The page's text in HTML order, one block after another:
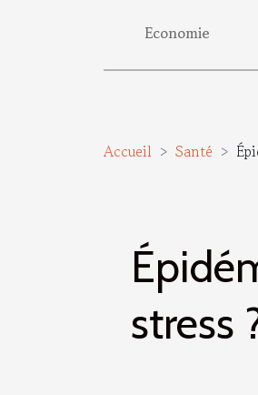
Economie
Accueil Santé
stress